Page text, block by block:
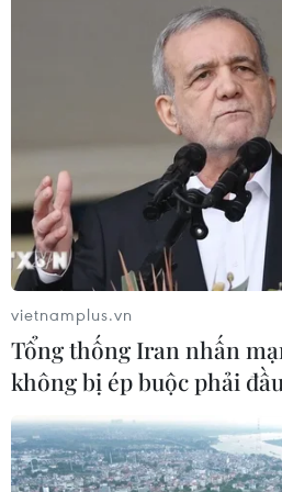
Đà Nẵng: Khẩn trương tìm
người bị sóng cuốn mất tích
08/08/2026 07:13
Nghệ An: Sạt lở nghiêm trọng,
543D tạm thời tê liệt
Điện Biên từng bước hình
trường tín chỉ carbon rừng
08/08/2026 06:50
vietnamplus.vn
Tổng thống Iran nhấn
không bị ép buộc phải